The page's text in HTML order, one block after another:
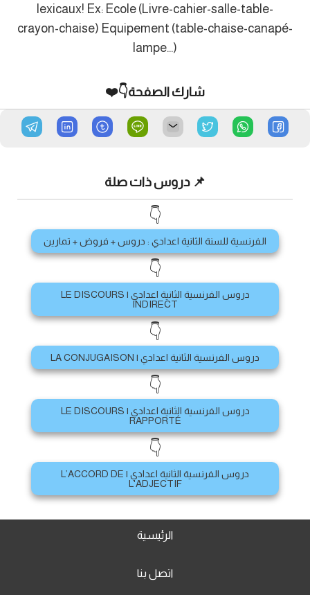
lexicaux! Ex: Ecole (Livre-cahier-salle-table-
crayon-chaise) Equipement (table-chaise-canapé-
lampe…)
شارك الصفحة👇❤️
📌 دروس ذات صلة
👇
الفرنسية للسنة الثانية اعدادي : دروس + فروض + تمارين
👇
دروس الفرنسية الثانية اعدادي | LE DISCOURS
INDIRECT
👇
دروس الفرنسية الثانية اعدادي | LA CONJUGAISON
👇
دروس الفرنسية الثانية اعدادي | LE DISCOURS
RAPPORTÉ
👇
دروس الفرنسية الثانية اعدادي | L’ACCORD DE
L'ADJECTIF
الرئيسية
اتصل بنا